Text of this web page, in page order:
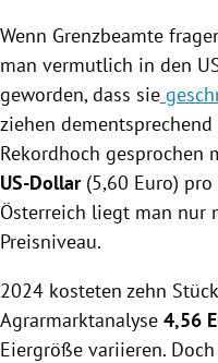
Wenn Grenzbeamte
man vermutlich in den
geworden, dass sie
ziehen
Rekordhoch
US-Dollar(5,60 Euro) pro
Österreich liegt man nur
Preisniveau.
2024 kosteten zehn
Agrarmarktanalyse 4,56
Eiergröße variieren.